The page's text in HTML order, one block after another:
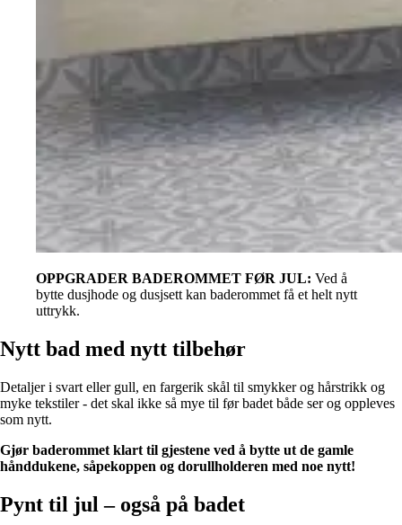
OPPGRADER BADEROMMET FØR JUL: Ved å
bytte dusjhode og dusjsett kan baderommet få et helt nytt
uttrykk.
Nytt bad med nytt tilbehør
Detaljer i svart eller gull, en fargerik skål til smykker og hårstrikk og
myke tekstiler - det skal ikke så mye til før badet både ser og oppleves
som nytt.
Gjør baderommet klart til gjestene ved å bytte ut de gamle
hånddukene, såpekoppen og dorullholderen med noe nytt!
Pynt til jul – også på badet